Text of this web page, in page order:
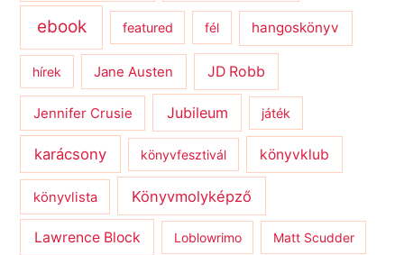
ebook featured fél hangoskönyv
hírek Jane Austen JD Robb
Jennifer Crusie Jubileum játék
karácsony könyvfesztivál könyvklub
könyvlista Könyvmolyképző
Lawrence Block Loblowrimo Matt Scudder